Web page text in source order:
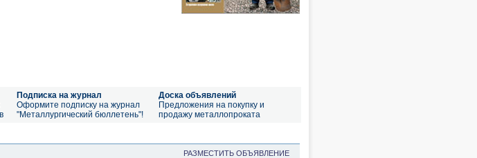
Подписка на журнал
Оформите подписку на журнал
"Металлургический бюллетень"!
Доска объявлений
Предложения на покупку и
продажу металлопроката
РАЗМЕСТИТЬ ОБЪЯВЛЕНИЕ